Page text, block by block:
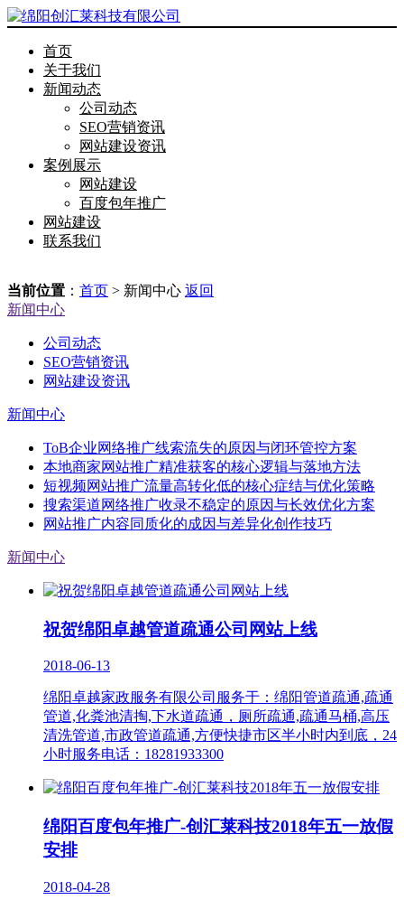
首页
关于我们
新闻动态
公司动态
SEO营销资讯
网站建设资讯
案例展示
网站建设
百度包年推广
网站建设
联系我们
当前位置 ： 首页 > 新闻中心 返回
新闻中心
公司动态
SEO营销资讯
网站建设资讯
新闻中心
ToB企业网络推广线索流失的原因与闭环管控方案
本地商家网站推广精准获客的核心逻辑与落地方法
短视频网站推广流量高转化低的核心症结与优化策略
搜索渠道网络推广收录不稳定的原因与长效优化方案
网站推广内容同质化的成因与差异化创作技巧
新闻中心
祝贺绵阳卓越管道疏通公司网站上线
2018-06-13
绵阳卓越家政服务有限公司服务于：绵阳管道疏通,疏通
管道,化粪池清掏,下水道疏通，厕所疏通,疏通马桶,高压
清洗管道,市政管道疏通,方便快捷市区半小时内到底，24
小时服务电话：18281933300
绵阳百度包年推广-创汇莱科技2018年五一放假
安排
2018-04-28